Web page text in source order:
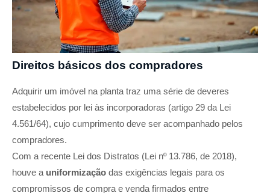
Direitos básicos dos compradores
Adquirir um imóvel na planta traz uma série de deveres
estabelecidos por lei às incorporadoras (artigo 29 da Lei
4.561/64), cujo cumprimento deve ser acompanhado pelos
compradores.
Com a recente Lei dos Distratos (Lei nº 13.786, de 2018),
houve a uniformização das exigências legais para os
compromissos de compra e venda firmados entre